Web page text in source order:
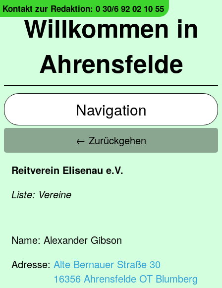
Willkommen in
Ahrensfelde
Kontakt zur Redaktion: 0 30/6 92 02 10 55
Navigation
← Zurückgehen
Reitverein Elisenau e.V.
Liste: Vereine
Name: Alexander Gibson
Adresse: Alte Bernauer Straße 30
16356 Ahrensfelde OT Blumberg